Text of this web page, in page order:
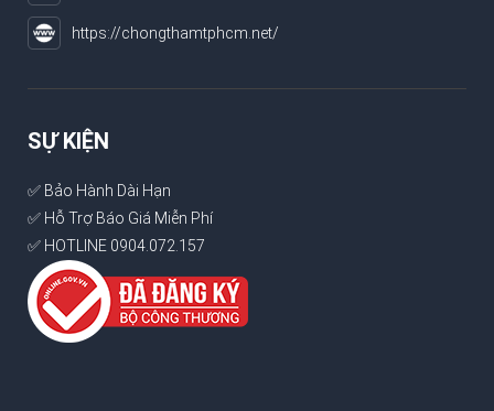
https://chongthamtphcm.net/
SỰ KIỆN
✅ Bảo Hành Dài Hạn
✅ Hỗ Trợ Báo Giá Miễn Phí
✅ HOTLINE 0904.072.157